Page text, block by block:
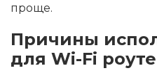
проще.
Причины
для Wi-Fi